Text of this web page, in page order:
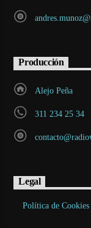
Producción
Alejo Peña
311 234 25 34
Legal
Política de Cookies